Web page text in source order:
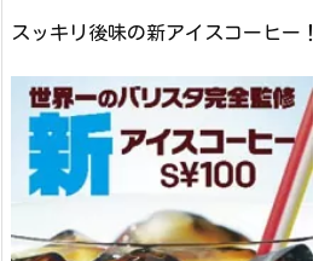
スッキリ後味の新アイスコーヒー！